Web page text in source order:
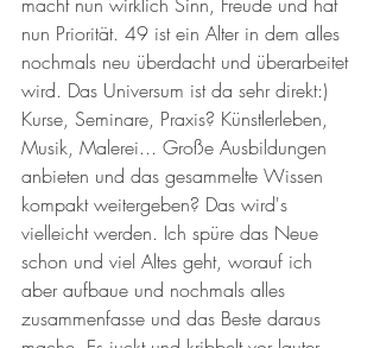
macht nun wirklich Sinn, Freude und hat
nun Priorität. 49 ist ein Alter in dem alles
nochmals neu überdacht und überarbeitet
wird. Das Universum ist da sehr direkt:)
Kurse, Seminare, Praxis? Künstlerleben,
Musik, Malerei... Große Ausbildungen
anbieten und das gesammelte Wissen
kompakt weitergeben? Das wird's
vielleicht werden. Ich spüre das Neue
schon und viel Altes geht, worauf ich
aber aufbaue und nochmals alles
zusammenfasse und das Beste daraus